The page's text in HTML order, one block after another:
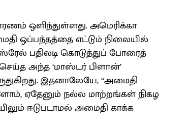
ஒளிந்துள்ளது. அமெரிக்கா
ஒப்பந்தத்தை எட்டும் நிலையில்
பதிலடி கொடுத்துப் போரைத்
செய்த அந்த ‘மாஸ்டர் பிளான்’
இதனாலேயே, “அமைதி
ஏதேனும் நல்ல மாற்றங்கள் நிகழ
ஈடுபடாமல் அமைதி காக்க